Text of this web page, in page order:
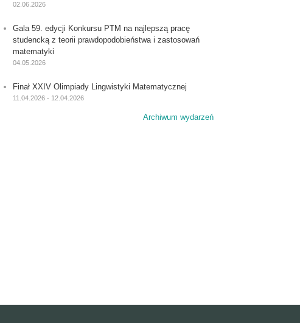
02.06.2026
Gala 59. edycji Konkursu PTM na najlepszą pracę
studencką z teorii prawdopodobieństwa i zastosowań
matematyki
04.05.2026
Finał XXIV Olimpiady Lingwistyki Matematycznej
11.04.2026 - 12.04.2026
Archiwum wydarzeń